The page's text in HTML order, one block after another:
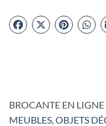
BROCANTE EN
MEUBLES OBJETS